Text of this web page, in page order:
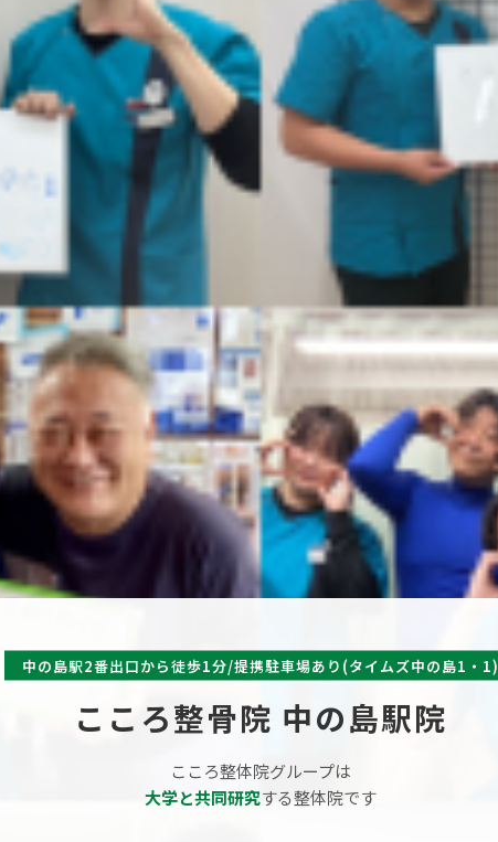
中の島駅2番出口から徒歩1分/提携駐車場あり(タイムズ中の島1・1)
こころ整骨院 中の島駅院
こころ整体院グループは
大学と共同研究する整体院です